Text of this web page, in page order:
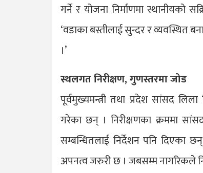
गर्ने र योजना निर्माणमा स्थानीयको
‘वडाका बस्तीलाई सुन्दर र व्यवस्थित
।’
स्थलगत निरीक्षण, गुणस्तरमा जोड
पूर्वमुख्यमन्त्री तथा प्रदेश सांसद
गरेका छन् । निरीक्षणका क्रममा
सम्बन्धितलाई निर्देशन पनि दिएका
अपनत्व जरुरी छ । जबसम्म नागरिकले